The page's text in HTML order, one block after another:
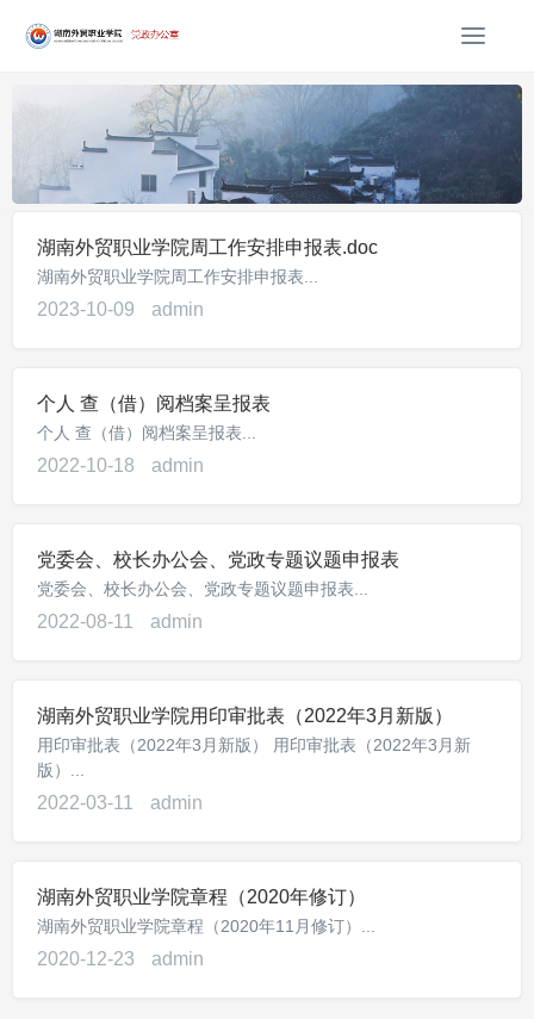
T
e
n
t
湖南外贸职业学院周工作安排申报表.doc
湖南外贸职业学院周工作安排申报表...
2023-10-09 admin
个人 查（借）阅档案呈报表
个人 查（借）阅档案呈报表...
2022-10-18 admin
党委会、校长办公会、党政专题议题申报表
党委会、校长办公会、党政专题议题申报表...
2022-08-11 admin
湖南外贸职业学院用印审批表（2022年3月新版）
用印审批表（2022年3月新版） 用印审批表（2022年3月新
版）...
2022-03-11 admin
湖南外贸职业学院章程（2020年修订）
湖南外贸职业学院章程（2020年11月修订）...
2020-12-23 admin